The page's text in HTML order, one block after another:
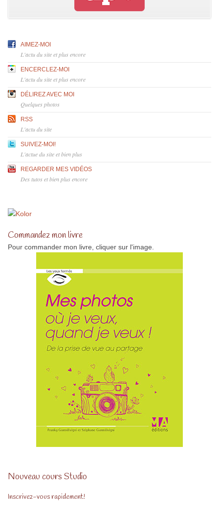
AIMEZ-MOI
L'actu du site et plus encore
ENCERCLEZ-MOI
L'actu du site et plus encore
DÉLIREZ AVEC MOI
Quelques photos
RSS
L'actu du site
SUIVEZ-MOI!
L'actue du site et bien plus
REGARDER MES VIDÉOS
Des tutos et bien plus encore
Commandez mon livre
Pour commander mon livre, cliquer sur l'image.
Nouveau cours Studio
Inscrivez-vous rapidement!